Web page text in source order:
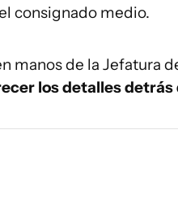
consignado medio.
manos de la Jefatura
los detalles detrás